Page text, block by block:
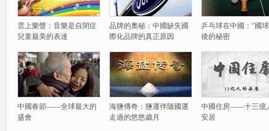
雲上樂聲：音樂是自閉症
兒童最美的表達
品牌的奧秘：中國缺失國
際化品牌的真正原因
乒乓球在中國：“國
後的秘密
中國春節——全球最大的
盛會
海鹽傳奇：鹽運伴隨國運
走過的悠悠歲月
中國住房——十三億
安居